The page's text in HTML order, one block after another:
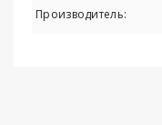
Производитель: